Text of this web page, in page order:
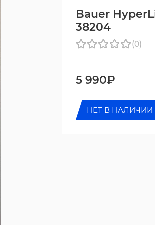
Bauer
38204
(0)
5 990₽
НЕТ В НАЛИЧИИ